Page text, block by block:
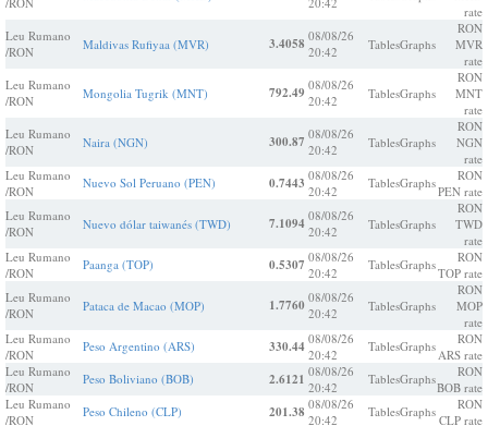
rate
Leu Rumano
/RON
Maldivas Rufiyaa (MVR) 3.4058 08/08/26
20:42
TablesGraphs
RON
MVR
rate
Leu Rumano
/RON
Mongolia Tugrik (MNT) 792.49 08/08/26
20:42
TablesGraphs
RON
MNT
rate
Leu Rumano
/RON
Naira (NGN) 300.87 08/08/26
20:42
TablesGraphs
RON
NGN
rate
Leu Rumano
/RON
Nuevo Sol Peruano (PEN) 0.7443 08/08/26
20:42
TablesGraphs
RON
PEN rate
Leu Rumano
/RON
Nuevo dólar taiwanés (TWD) 7.1094 08/08/26
20:42
TablesGraphs
RON
TWD
rate
Leu Rumano
/RON
Paanga (TOP) 0.5307 08/08/26
20:42
TablesGraphs
RON
TOP rate
Leu Rumano
/RON
Pataca de Macao (MOP) 1.7760 08/08/26
20:42
TablesGraphs
RON
MOP
rate
Leu Rumano
/RON
Peso Argentino (ARS) 330.44 08/08/26
20:42
TablesGraphs
RON
ARS rate
Leu Rumano
/RON
Peso Boliviano (BOB) 2.6121 08/08/26
20:42
TablesGraphs
RON
BOB rate
Leu Rumano
/RON
Peso Chileno (CLP) 201.38 08/08/26
20:42
TablesGraphs
RON
CLP rate